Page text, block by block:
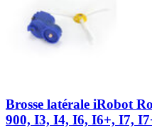
Brosse latérale iRobot
900, I3, I4, I6, I6+, I7,